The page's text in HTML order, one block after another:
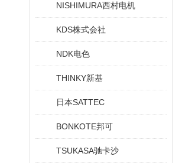
NISHIMURA西村电机
KDS株式会社
NDK电色
THINKY新基
日本SATTEC
BONKOTE邦可
TSUKASA驰卡沙